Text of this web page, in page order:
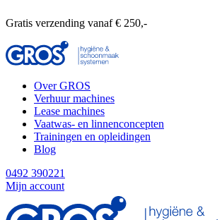
Gratis verzending vanaf € 250,-
Over GROS
Verhuur machines
Lease machines
Vaatwas- en linnenconcepten
Trainingen en opleidingen
Blog
0492 390221
Mijn account